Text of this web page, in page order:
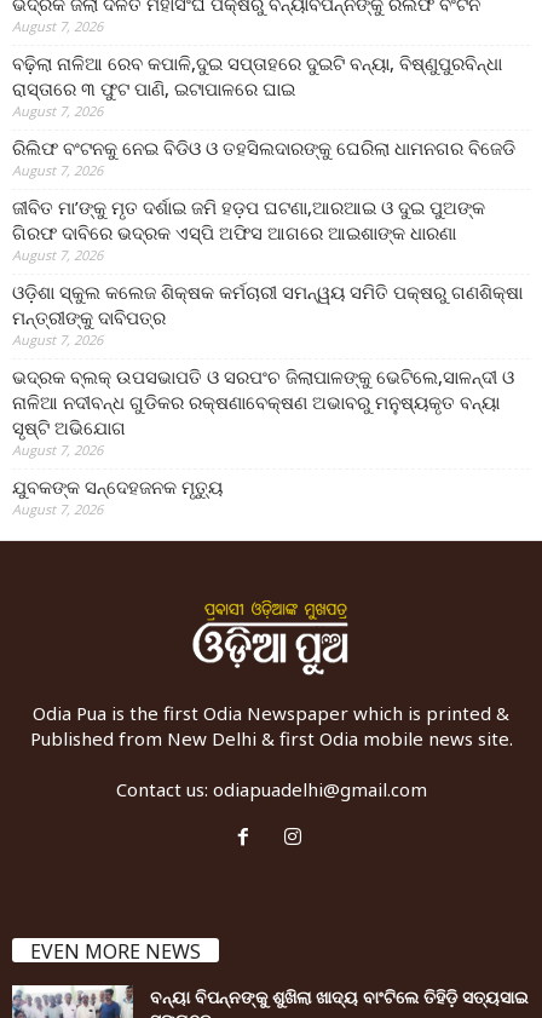
August 7, 2026
ବଢ଼ିଲା ନାଳିଆ ରେବ କପାଳି,ଦୁଇ ସପ୍ତାହରେ ଦୁଇଟି ବନ୍ୟା, ବିଷ୍ଣୁପୁରବିନ୍ଧା
ରାସ୍ତାରେ ୩ ଫୁଟ ପାଣି, ଇଟାପାଳରେ ଘାଇ
August 7, 2026
ରିଲିଫ ବଂଟନକୁ ନେଇ ବିଡିଓ ଓ ତହସିଲଦାରଙ୍କୁ ଘେରିଲା ଧାମନଗର ବିଜେଡି
August 7, 2026
ଜୀବିତ ମା’ଙ୍କୁ ମୃତ ଦର୍ଶାଇ ଜମି ହଡ଼ପ ଘଟଣା,ଆରଆଇ ଓ ଦୁଇ ପୁଅଙ୍କ
ଗିରଫ ଦାବିରେ ଭଦ୍ରକ ଏସ୍‌ପି ଅଫିସ ଆଗରେ ଆଇଶାଙ୍କ ଧାରଣା
August 7, 2026
ଓଡ଼ିଶା ସ୍କୁଲ କଲେଜ ଶିକ୍ଷକ କର୍ମଚାରୀ ସମନ୍ୱୟ ସମିତି ପକ୍ଷରୁ ଗଣଶିକ୍ଷା
ମନ୍ତ୍ରୀଙ୍କୁ ଦାବିପତ୍ର
August 7, 2026
ଭଦ୍ରକ ବ୍ଲକ୍ ଉପସଭାପତି ଓ ସରପଂଚ ଜିଲାପାଳଙ୍କୁ ଭେଟିଲେ,ସାଳନ୍ଦୀ ଓ
ନାଳିଆ ନଦୀବନ୍ଧ ଗୁଡିକର ରକ୍ଷଣାବେକ୍ଷଣ ଅଭାବରୁ ମନୁଷ୍ୟକୃତ ବନ୍ୟା
ସୃଷ୍ଟି ଅଭିଯୋଗ
August 7, 2026
ଯୁବକଙ୍କ ସନ୍ଦେହଜନକ ମୃତ୍ୟୁ
August 7, 2026
Odia Pua is the first Odia Newspaper which is printed &
Published from New Delhi & first Odia mobile news site.
Contact us: odiapuadelhi@gmail.com
EVEN MORE NEWS
ବନ୍ୟା ବିପନ୍ନଙ୍କୁ ଶୁଖିଲା ଖାଦ୍ୟ ବାଂଟିଲେ ତିହିଡି଼ ସତ୍ୟସାଇ